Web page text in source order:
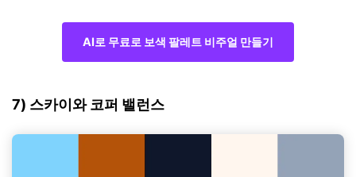
AI로 무료로 보색 팔레트 비주얼 만들기
7) 스카이와 코퍼 밸런스